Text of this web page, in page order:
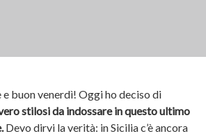
buon venerdì! Oggi ho deciso di
stilosi da indossare in questo ultimo
Devo dirvi la verità: in Sicilia c’è ancora